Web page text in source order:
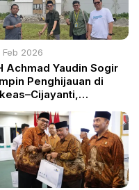
Feb 2026
Achmad Yaudin Sogir
Penghijauan di
Cegah Banjir